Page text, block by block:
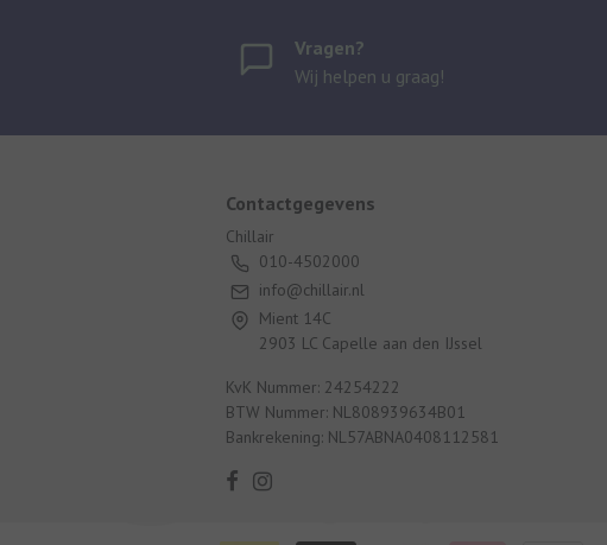
Vragen?
Wij helpen u graag!
Contactgegevens
Chillair
010-4502000
info@chillair.nl
Mient 14C
2903 LC Capelle aan den IJssel
KvK Nummer: 24254222
BTW Nummer: NL808939634B01
Bankrekening: NL57ABNA0408112581